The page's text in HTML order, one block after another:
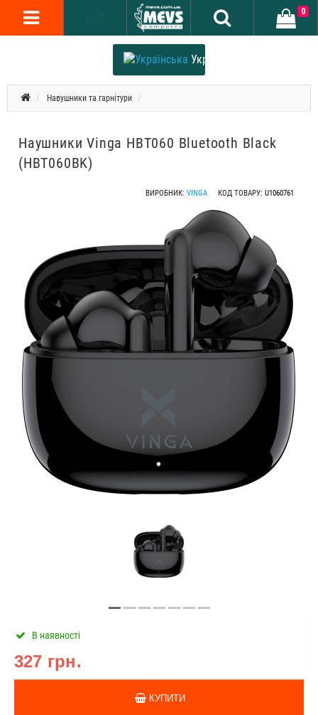
Українська
0
Навушники та гарнітури
Наушники Vinga HBT060 Bluetooth Black
(HBT060BK)
ВИРОБНИК: VINGA КОД ТОВАРУ: U1060761
327 грн.
В наявності
КУПИТИ